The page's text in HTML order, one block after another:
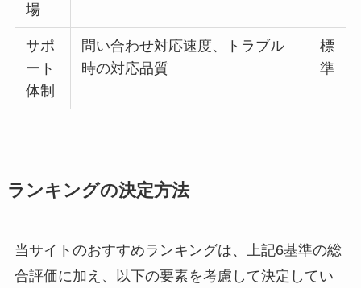
場
サポ
ート
体制
問い合わせ対応速度、トラブル
時の対応品質
標
準
ランキングの決定方法
当サイトのおすすめランキングは、上記6基準の総
合評価に加え、以下の要素を考慮して決定してい